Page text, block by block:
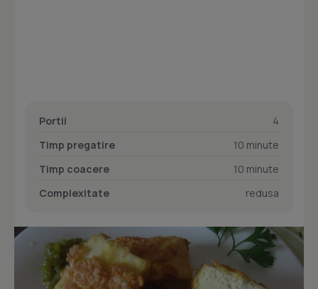
Portii
4
Timp pregatire
10 minute
Timp coacere
10 minute
Complexitate
redusa